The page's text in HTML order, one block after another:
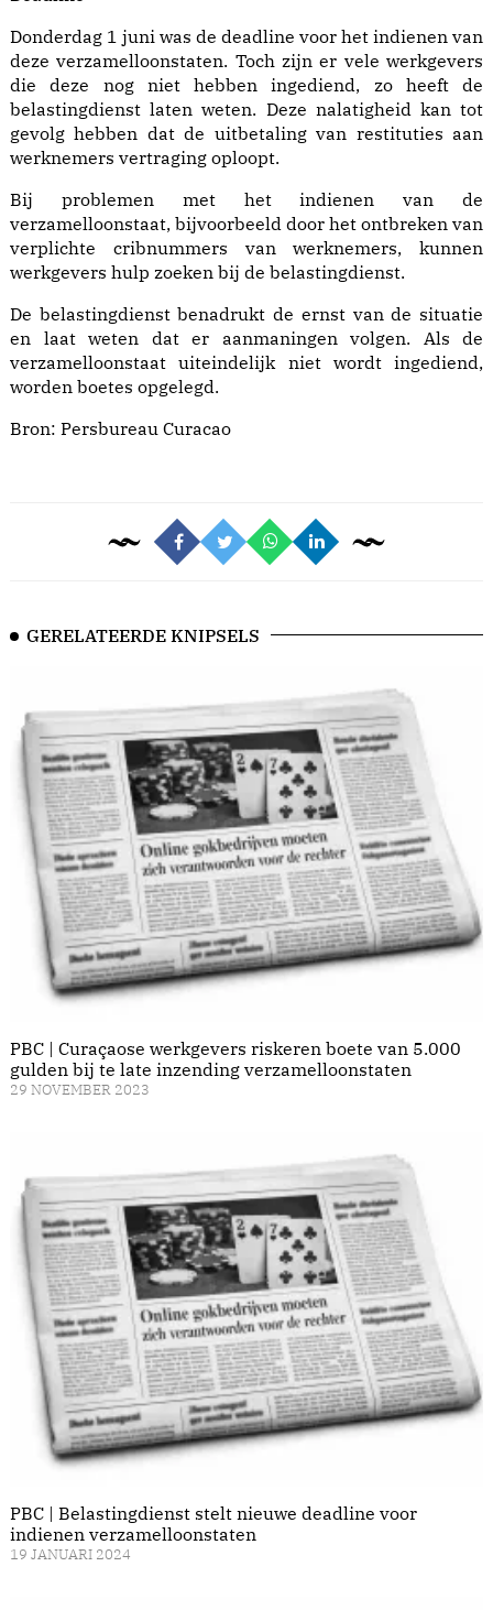
Donderdag 1 juni was de deadline voor het indienen van
deze verzamelloonstaten. Toch zijn er vele werkgevers
die deze nog niet hebben ingediend, zo heeft de
belastingdienst laten weten. Deze nalatigheid kan tot
gevolg hebben dat de uitbetaling van restituties aan
werknemers vertraging oploopt.
Bij problemen met het indienen van de
verzamelloonstaat, bijvoorbeeld door het ontbreken van
verplichte cribnummers van werknemers, kunnen
werkgevers hulp zoeken bij de belastingdienst.
De belastingdienst benadrukt de ernst van de situatie
en laat weten dat er aanmaningen volgen. Als de
verzamelloonstaat uiteindelijk niet wordt ingediend,
worden boetes opgelegd.
Bron: Persbureau Curacao
GERELATEERDE KNIPSELS
PBC | Curaçaose werkgevers riskeren boete van 5.000
gulden bij te late inzending verzamelloonstaten
29 NOVEMBER 2023
PBC | Belastingdienst stelt nieuwe deadline voor
indienen verzamelloonstaten
19 JANUARI 2024